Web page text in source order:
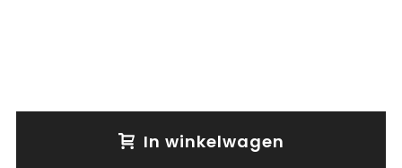
In winkelwagen